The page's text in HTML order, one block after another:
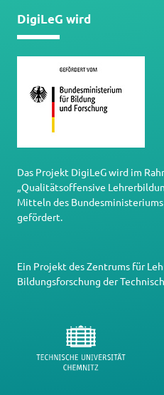
DigiLeG wird
Das Projekt DigiLeG wird im
„Qualitätsoffensive
Mitteln des
gefördert.
Ein Projekt desZentrums für
Bildungsforschung der